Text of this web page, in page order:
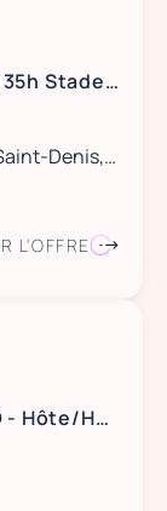
Recrute hôte(sse) d'accueil CDI 35h Stade de France
Avenue du Stade de France 93210 Saint-Denis, France
L'OFFRE
LONGUE MISSION DE REMPL. CDD - Hôte/Hôtesse d'accueil - Paris 10